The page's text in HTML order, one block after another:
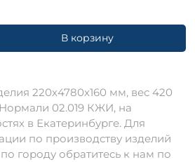
В корзину
220х4780х160 мм, вес 420
02.019 КЖИ, на
в Екатеринбурге. Для
по производству изделий
городу обратитесь к нам по